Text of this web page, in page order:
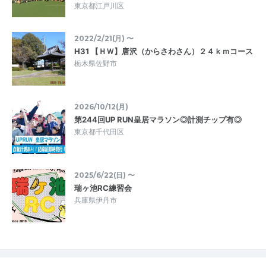
東京都江戸川区
2022/2/21(月) 〜
H31 【ＨＷ】唐沢（からさわさん）２４ｋｍコース
栃木県佐野市
2026/10/12(月)
第244回UP RUN皇居マラソン◎計測チップ有◎
東京都千代田区
2025/6/22(日) 〜
瑞ヶ池RC練習会
兵庫県伊丹市